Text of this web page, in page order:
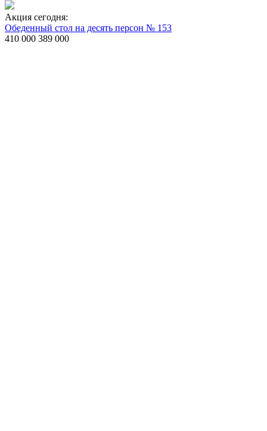
Акция сегодня:
Обеденный стол на десять персон № 153
410 000 389 000